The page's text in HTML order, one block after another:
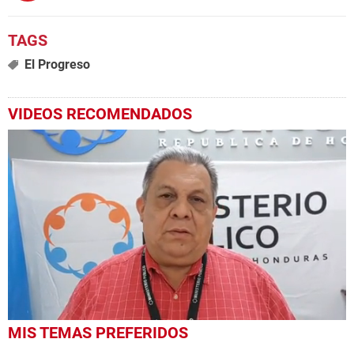
El Progreso
VIDEOS RECOMENDADOS
0
seconds
MIS TEMAS PREFERIDOS